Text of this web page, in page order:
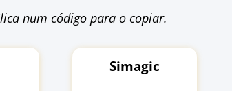
num código para o copiar.
Simagic